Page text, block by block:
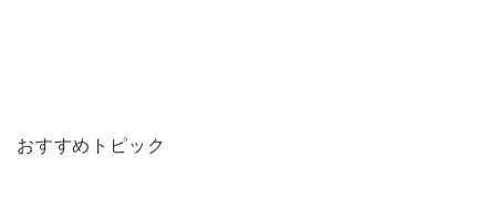
おすすめトピック